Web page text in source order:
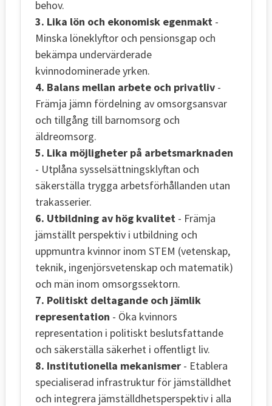
behov.
3. Lika lön och ekonomisk egenmakt -
Minska löneklyftor och pensionsgap och
bekämpa undervärderade
kvinnodominerade yrken.
4. Balans mellan arbete och privatliv -
Främja jämn fördelning av omsorgsansvar
och tillgång till barnomsorg och
äldreomsorg.
5. Lika möjligheter på arbetsmarknaden
- Utplåna sysselsättningsklyftan och
säkerställa trygga arbetsförhållanden utan
trakasserier.
6. Utbildning av hög kvalitet - Främja
jämställt perspektiv i utbildning och
uppmuntra kvinnor inom STEM (vetenskap,
teknik, ingenjörsvetenskap och matematik)
och män inom omsorgssektorn.
7. Politiskt deltagande och jämlik
representation - Öka kvinnors
representation i politiskt beslutsfattande
och säkerställa säkerhet i offentligt liv.
8. Institutionella mekanismer - Etablera
specialiserad infrastruktur för jämställdhet
och integrera jämställdhetsperspektiv i alla